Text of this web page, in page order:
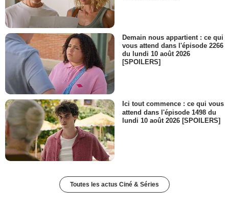
Demain nous appartient : ce qui
vous attend dans l'épisode 2266
du lundi 10 août 2026
[SPOILERS]
Ici tout commence : ce qui vous
attend dans l'épisode 1498 du
lundi 10 août 2026 [SPOILERS]
Toutes les actus Ciné & Séries